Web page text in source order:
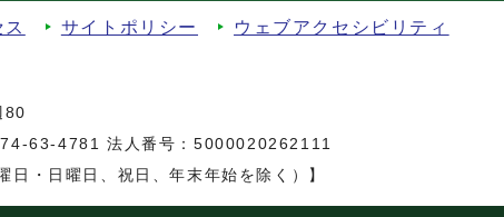
サイトポリシー ウェブアクセシビリティ
80
63-4781 法人番号：5000020262111
・日曜日、祝日、年末年始を除く）】